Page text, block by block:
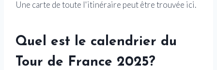
Une carte de toute l'itinéraire peut être trouvée ici.
Quel est le calendrier du
Tour de France 2025?